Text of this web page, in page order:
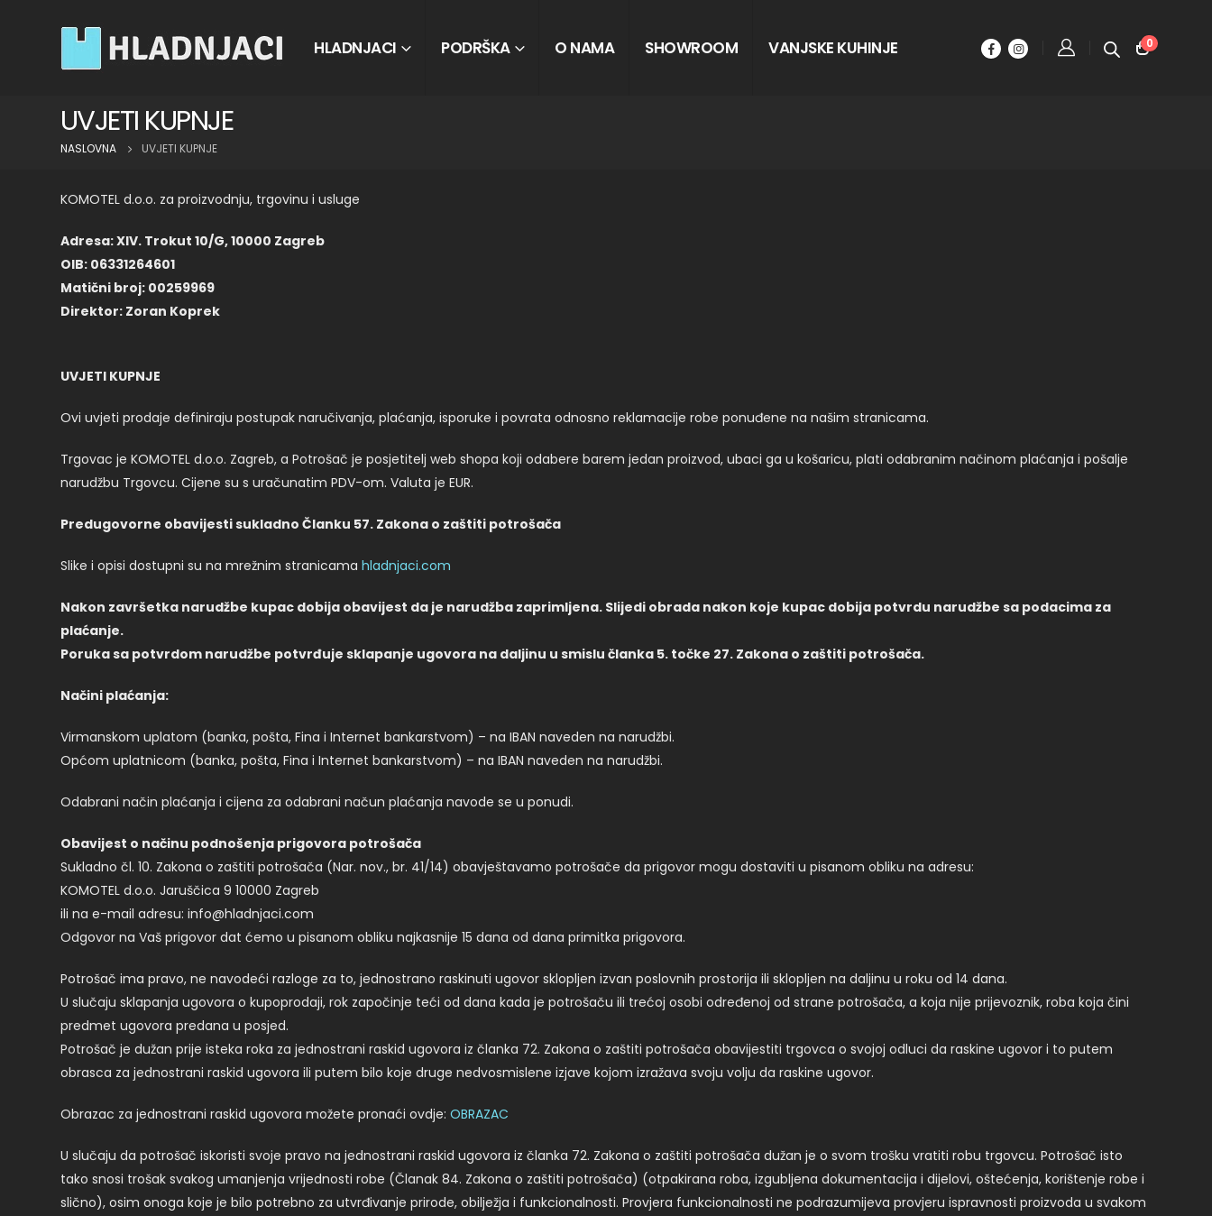
HLADNJACI PODRŠKA O NAMA SHOWROOM VANJSKE KUHINJE 0
UVJETI KUPNJE
NASLOVNA UVJETI KUPNJE
KOMOTEL d.o.o. za proizvodnju, trgovinu i usluge
Adresa: XIV. Trokut 10/G, 10000 Zagreb
OIB: 06331264601
Matični broj: 00259969
Direktor: Zoran Koprek
UVJETI KUPNJE
Ovi uvjeti prodaje definiraju postupak naručivanja, plaćanja, isporuke i povrata odnosno reklamacije robe ponuđene na našim stranicama.
Trgovac je KOMOTEL d.o.o. Zagreb, a Potrošač je posjetitelj web shopa koji odabere barem jedan proizvod, ubaci ga u košaricu, plati odabranim načinom plaćanja i pošalje
narudžbu Trgovcu. Cijene su s uračunatim PDV-om. Valuta je EUR.
Predugovorne obavijesti sukladno Članku 57. Zakona o zaštiti potrošača
Slike i opisi dostupni su na mrežnim stranicama hladnjaci.com
Nakon završetka narudžbe kupac dobija obavijest da je narudžba zaprimljena. Slijedi obrada nakon koje kupac dobija potvrdu narudžbe sa podacima za
plaćanje.
Poruka sa potvrdom narudžbe potvrđuje sklapanje ugovora na daljinu u smislu članka 5. točke 27. Zakona o zaštiti potrošača.
Načini plaćanja:
Virmanskom uplatom (banka, pošta, Fina i Internet bankarstvom) – na IBAN naveden na narudžbi.
Općom uplatnicom (banka, pošta, Fina i Internet bankarstvom) – na IBAN naveden na narudžbi.
Odabrani način plaćanja i cijena za odabrani načun plaćanja navode se u ponudi.
Obavijest o načinu podnošenja prigovora potrošača
Sukladno čl. 10. Zakona o zaštiti potrošača (Nar. nov., br. 41/14) obavještavamo potrošače da prigovor mogu dostaviti u pisanom obliku na adresu:
KOMOTEL d.o.o. Jaruščica 9 10000 Zagreb
ili na e-mail adresu: info@hladnjaci.com
Odgovor na Vaš prigovor dat ćemo u pisanom obliku najkasnije 15 dana od dana primitka prigovora.
Potrošač ima pravo, ne navodeći razloge za to, jednostrano raskinuti ugovor sklopljen izvan poslovnih prostorija ili sklopljen na daljinu u roku od 14 dana.
U slučaju sklapanja ugovora o kupoprodaji, rok započinje teći od dana kada je potrošaču ili trećoj osobi određenoj od strane potrošača, a koja nije prijevoznik, roba koja čini
predmet ugovora predana u posjed.
Potrošač je dužan prije isteka roka za jednostrani raskid ugovora iz članka 72. Zakona o zaštiti potrošača obavijestiti trgovca o svojoj odluci da raskine ugovor i to putem
obrasca za jednostrani raskid ugovora ili putem bilo koje druge nedvosmislene izjave kojom izražava svoju volju da raskine ugovor.
Obrazac za jednostrani raskid ugovora možete pronaći ovdje: OBRAZAC
U slučaju da potrošač iskoristi svoje pravo na jednostrani raskid ugovora iz članka 72. Zakona o zaštiti potrošača dužan je o svom trošku vratiti robu trgovcu. Potrošač isto
tako snosi trošak svakog umanjenja vrijednosti robe (Članak 84. Zakona o zaštiti potrošača) (otpakirana roba, izgubljena dokumentacija i dijelovi, oštećenja, korištenje robe i
slično), osim onoga koje je bilo potrebno za utvrđivanje prirode, obilježja i funkcionalnosti. Provjera funkcionalnosti ne podrazumijeva provjeru ispravnosti proizvoda u svakom